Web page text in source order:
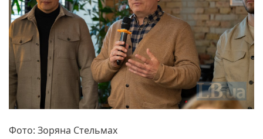
Фото: Зоряна Стельмах